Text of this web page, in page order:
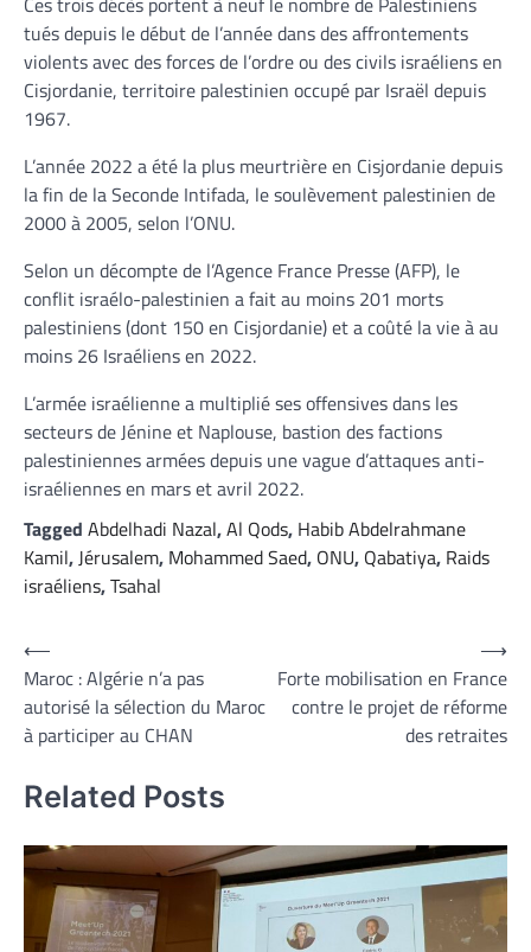
tués depuis le début de l’année dans des affrontements
violents avec des forces de l’ordre ou des civils israéliens en
Cisjordanie, territoire palestinien occupé par Israël depuis
1967.
L’année 2022 a été la plus meurtrière en Cisjordanie depuis
la fin de la Seconde Intifada, le soulèvement palestinien de
2000 à 2005, selon l’ONU.
Selon un décompte de l’Agence France Presse (AFP), le
conflit israélo-palestinien a fait au moins 201 morts
palestiniens (dont 150 en Cisjordanie) et a coûté la vie à au
moins 26 Israéliens en 2022.
L’armée israélienne a multiplié ses offensives dans les
secteurs de Jénine et Naplouse, bastion des factions
palestiniennes armées depuis une vague d’attaques anti-
israéliennes en mars et avril 2022.
Tagged Abdelhadi Nazal,Al Qods, Habib Abdelrahmane
Kamil,Jérusalem, Mohammed Saed, ONU, Qabatiya, Raids
israéliens,Tsahal
Navigation
de
l’article
⟵
Maroc : Algérie n’a pas
autorisé la sélection du Maroc
à participer au CHAN
Forte mobilisation en France
contre le projet de réforme
des retraites
⟶
Related Posts